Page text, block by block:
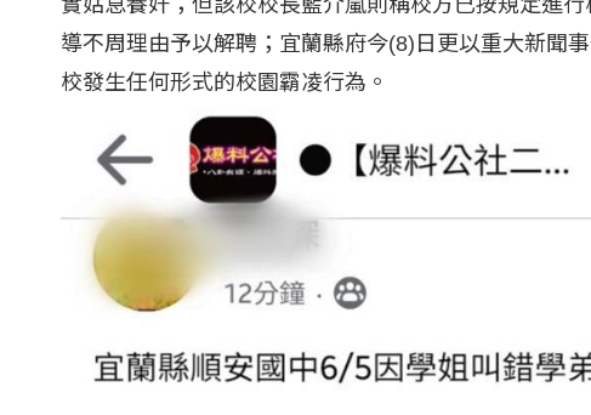
實姑息養奸；但該校校長藍介嵐則稱校方已按規定進
導不周理由予以解聘；宜蘭縣府今(8)日更以重大新聞
校發生任何形式的校園霸凌行為。